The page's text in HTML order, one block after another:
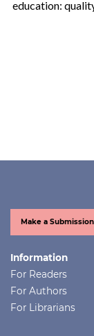
education:
Make a Submission
Information
For Readers
For Authors
For Librarians